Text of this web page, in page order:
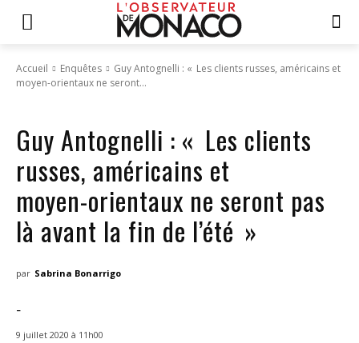
Accueil Enquêtes
Guy Antognelli : « Les clients russes, américains et
moyen-orientaux ne seront...
Guy Antognelli : « Les clients
russes, américains et
moyen-orientaux ne seront pas
là avant la fin de l’été »
par Sabrina Bonarrigo
-
9 juillet 2020 à 11h00